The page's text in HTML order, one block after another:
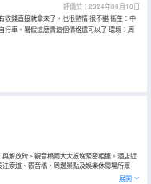
評價於：2024年08月18日
收錢直接就拿來了，也很熱情 很不錯 衞生：中
行車。暑假這麼貴這個價格還可以了 環境：周
解放碑、觀音橋兩大大板塊緊密相連。酒店近
索道、觀音橋，周邊景點及娛樂休閒場所眾
橋，一覽長江風情，盡顯休閒度假奢華品質，
展開